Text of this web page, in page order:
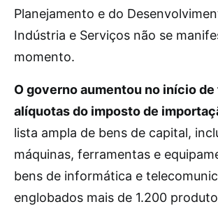
Planejamento e do
Indústria e Serviços não se
momento.
O governo aumentou no início
alíquotas do imposto de
lista ampla de bens de capital,
máquinas, ferramentas e
bens de informática e
englobados mais de 1.200